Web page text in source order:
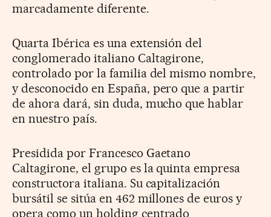
marcadamente diferente.
Quarta Ibérica es una extensión del
conglomerado italiano Caltagirone,
controlado por la familia del mismo nombre,
y desconocido en España, pero que a partir
de ahora dará, sin duda, mucho que hablar
en nuestro país.
Presidida por Francesco Gaetano
Caltagirone, el grupo es la quinta empresa
constructora italiana. Su capitalización
bursátil se sitúa en 462 millones de euros y
opera como un holding centrado